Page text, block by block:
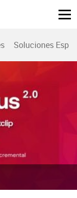
Soluciones